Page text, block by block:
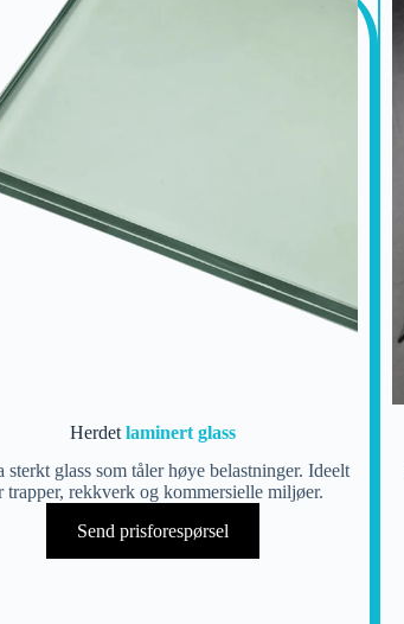
Herdetlaminert glass
sterkt glass som tåler høye belastninger. Ideelt
trapper, rekkverk og kommersielle miljøer.
Send prisforespørsel